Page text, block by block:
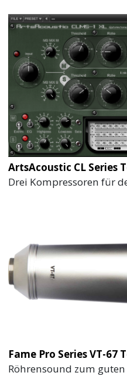
ArtsAcoustic CL Series
Drei Kompressoren für
Fame Pro Series VT-67
Röhrensound zum guten